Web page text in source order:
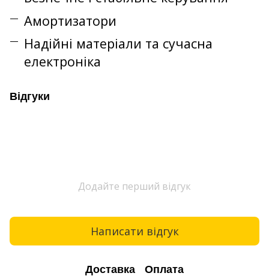
Амортизатори
Надійні матеріали та сучасна
електроніка
Відгуки
Додайте перший відгук
Написати відгук
Доставка Оплата